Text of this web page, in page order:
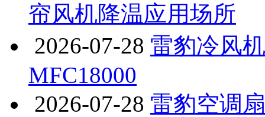
帘风机降温应用场所
2026-07-28 雷豹冷风
MFC18000
2026-07-28 雷豹空调